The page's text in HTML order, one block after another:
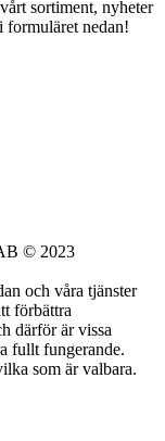
sortiment, nyheter
formuläret nedan!
© 2023
och våra tjänster
förbättra
därför är vissa
fullt fungerande.
som är valbara.